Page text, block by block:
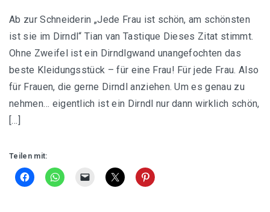
Ab zur Schneiderin „Jede Frau ist schön, am schönsten
ist sie im Dirndl“ Tian van Tastique Dieses Zitat stimmt.
Ohne Zweifel ist ein Dirndlgwand unangefochten das
beste Kleidungsstück – für eine Frau! Für jede Frau. Also
für Frauen, die gerne Dirndl anziehen. Um es genau zu
nehmen… eigentlich ist ein Dirndl nur dann wirklich schön,
[…]
Teilen mit: